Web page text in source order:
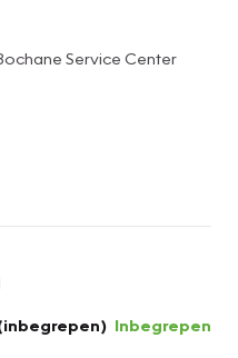
Service Center
Inbegrepen